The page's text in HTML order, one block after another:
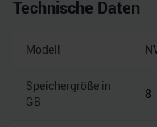
Technische Daten
Modell
Speichergröße in
GB
8